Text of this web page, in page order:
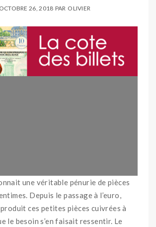
OCTOBRE 26, 2018 PAR OLIVIER
une véritable pénurie de pièces
Depuis le passage à l’euro,
ces petites pièces cuivrées à
le besoin s’en faisait ressentir. Le